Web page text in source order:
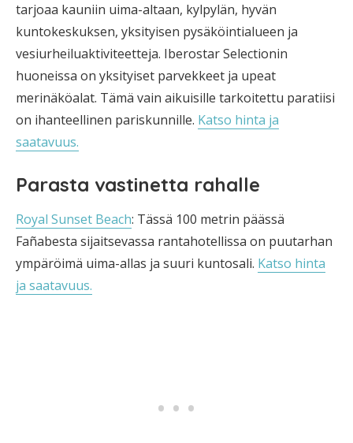
tarjoaa kauniin uima-altaan, kylpylän, hyvän
kuntokeskuksen, yksityisen pysäköintialueen ja
vesiurheiluaktiviteetteja. Iberostar Selectionin
huoneissa on yksityiset parvekkeet ja upeat
merinäköalat. Tämä vain aikuisille tarkoitettu paratiisi
on ihanteellinen pariskunnille. Katso hinta ja
saatavuus.
Parasta vastinetta rahalle
Royal Sunset Beach: Tässä 100 metrin päässä
Fañabesta sijaitsevassa rantahotellissa on puutarhan
ympäröimä uima-allas ja suuri kuntosali. Katso hinta
ja saatavuus.